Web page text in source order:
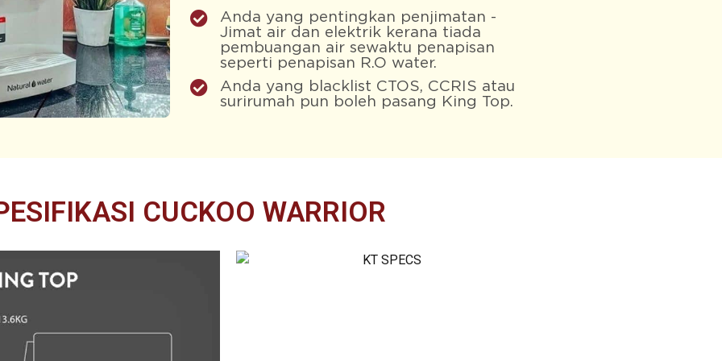
Anda yang pentingkan penjimatan -
Jimat air dan elektrik kerana tiada
pembuangan air sewaktu penapisan
seperti penapisan R.O water.
Anda yang blacklist CTOS, CCRIS atau
surirumah pun boleh pasang King Top.
CUCKOO WARRIOR